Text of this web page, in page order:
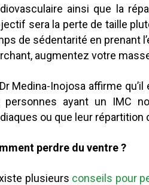
ainsi que la
sera la perte de taille
de sédentarité en prenant
augmentez votre
Medina-Inojosa affirme
personnes ayant un IMC
ou que leur répartition
perdre du ventre ?
plusieurs conseils pour